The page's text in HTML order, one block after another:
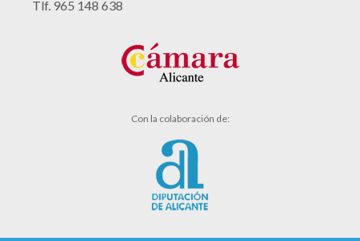
Tlf. 965 148 638
Con la colaboración de: